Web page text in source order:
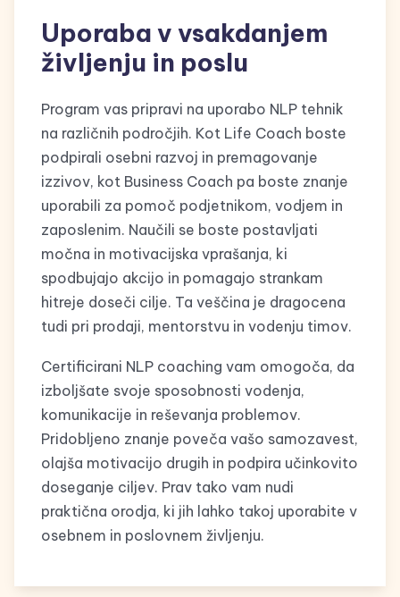
Uporaba v vsakdanjem
življenju in poslu
Program vas pripravi na uporabo NLP tehnik
na različnih področjih. Kot Life Coach boste
podpirali osebni razvoj in premagovanje
izzivov, kot Business Coach pa boste znanje
uporabili za pomoč podjetnikom, vodjem in
zaposlenim. Naučili se boste postavljati
močna in motivacijska vprašanja, ki
spodbujajo akcijo in pomagajo strankam
hitreje doseči cilje. Ta veščina je dragocena
tudi pri prodaji, mentorstvu in vodenju timov.
Certificirani NLP coaching vam omogoča, da
izboljšate svoje sposobnosti vodenja,
komunikacije in reševanja problemov.
Pridobljeno znanje poveča vašo samozavest,
olajša motivacijo drugih in podpira učinkovito
doseganje ciljev. Prav tako vam nudi
praktična orodja, ki jih lahko takoj uporabite v
osebnem in poslovnem življenju.